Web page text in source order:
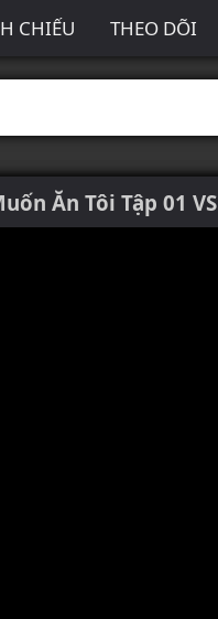
CHIẾU THEO DÕI
Ăn Tôi Tập 01 VS